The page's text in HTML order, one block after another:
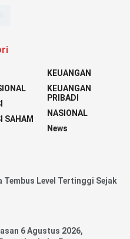
SAHAM
KEUANGAN
KEUANGAN
PRIBADI
NASIONAL
News
Tembus Level Tertinggi Sejak
6 Agustus 2026,